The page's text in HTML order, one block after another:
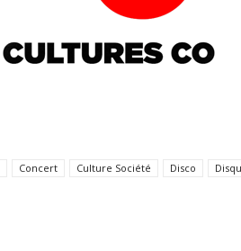
Concert Culture Société Disco